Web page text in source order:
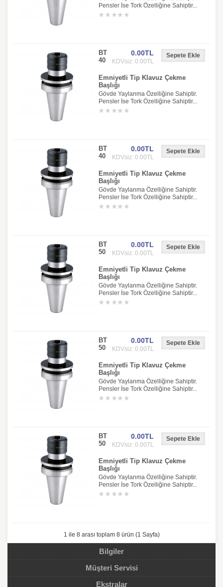
Pensler İse Tork Özelliğine Sahiptir...
0.00TL
KDVsiz: 0.00TL
BT
40
Emniyetli Tip Klavuz Çekme
Başlığı
Gövde Yaylanma Özelliğine Sahiptir.
Pensler İse Tork Özelliğine Sahiptir...
0.00TL
KDVsiz: 0.00TL
BT
40
Emniyetli Tip Klavuz Çekme
Başlığı
Gövde Yaylanma Özelliğine Sahiptir.
Pensler İse Tork Özelliğine Sahiptir...
0.00TL
KDVsiz: 0.00TL
BT
50
Emniyetli Tip Klavuz Çekme
Başlığı
Gövde Yaylanma Özelliğine Sahiptir.
Pensler İse Tork Özelliğine Sahiptir...
0.00TL
KDVsiz: 0.00TL
BT
50
Emniyetli Tip Klavuz Çekme
Başlığı
Gövde Yaylanma Özelliğine Sahiptir.
Pensler İse Tork Özelliğine Sahiptir...
0.00TL
KDVsiz: 0.00TL
BT
50
Emniyetli Tip Klavuz Çekme
Başlığı
Gövde Yaylanma Özelliğine Sahiptir.
Pensler İse Tork Özelliğine Sahiptir...
1 ile 8 arası toplam 8 ürün (1 Sayfa)
Bilgiler
Müşteri Servisi
Ekstralar